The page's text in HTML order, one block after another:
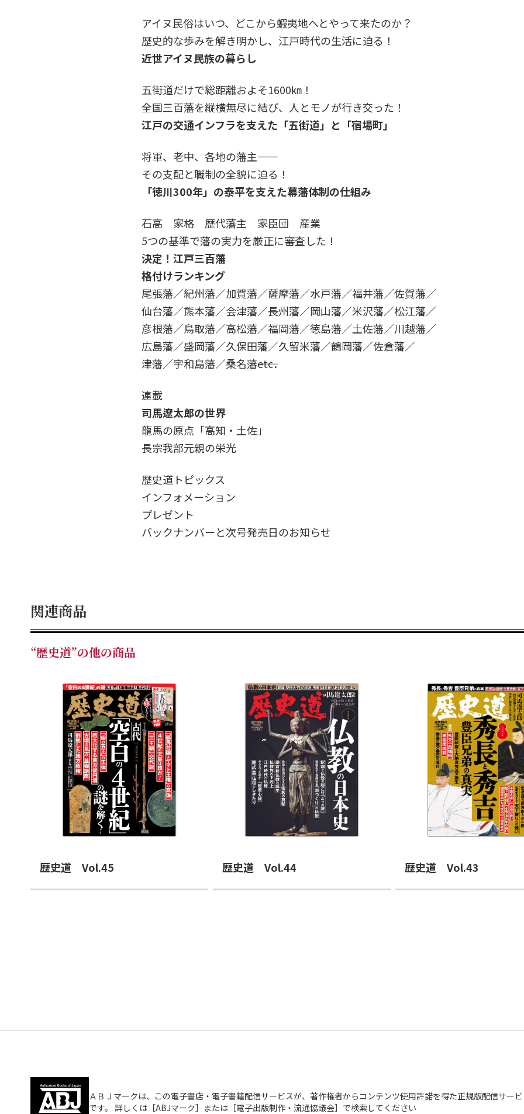
アイヌ民俗はいつ、どこから蝦夷地へとやって来たのか？
歴史的な歩みを解き明かし、江戸時代の生活に迫る！
近世アイヌ民族の暮らし
五街道だけで総距離およそ1600㎞！
全国三百藩を縦横無尽に結び、人とモノが行き交った！
江戸の交通インフラを支えた「五街道」と「宿場町」
将軍、老中、各地の藩主――
その支配と職制の全貌に迫る！
「徳川300年」の泰平を支えた幕藩体制の仕組み
石高 家格 歴代藩主 家臣団 産業
5つの基準で藩の実力を厳正に審査した！
決定！江戸三百藩
格付けランキング
尾張藩／紀州藩／加賀藩／薩摩藩／水戸藩／福井藩／佐賀藩／
仙台藩／熊本藩／会津藩／長州藩／岡山藩／米沢藩／松江藩／
彦根藩／鳥取藩／高松藩／福岡藩／徳島藩／土佐藩／川越藩／
広島藩／盛岡藩／久保田藩／久留米藩／鶴岡藩／佐倉藩／
津藩／宇和島藩／桑名藩――etc．
連載
司馬遼太郎の世界
龍馬の原点「高知・土佐」
長宗我部元親の栄光
歴史道トピックス
インフォメーション
プレゼント
バックナンバーと次号発売日のお知らせ
関連商品
“歴史道”の他の商品
歴史道 Vol.45 歴史道 Vol.44 歴史道 Vol.43
ＡＢＪマークは、この電子書店・電子書籍配信サービスが、著作権者からコンテンツ使用許諾を得た正規版配信サー
です。 詳しくは［ABJマーク］または［電子出版制作・流通協議会］で検索してください